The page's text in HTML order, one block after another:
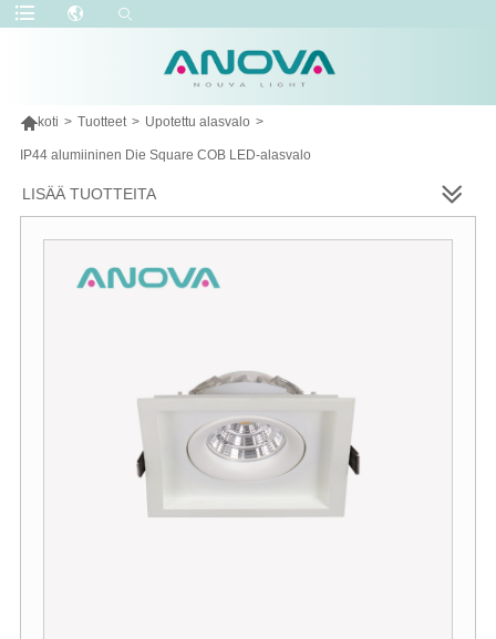
koti > Tuotteet > Upotettu alasvalo >
IP44 alumiininen Die Square COB LED-alasvalo
LISÄÄ TUOTTEITA